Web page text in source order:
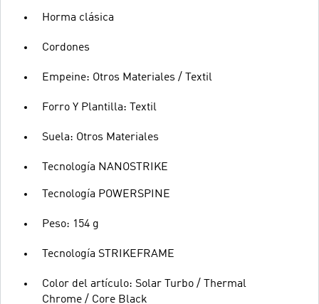
Horma clásica
Cordones
Empeine: Otros Materiales / Textil
Forro Y Plantilla: Textil
Suela: Otros Materiales
Tecnología NANOSTRIKE
Tecnología POWERSPINE
Peso: 154 g
Tecnología STRIKEFRAME
Color del artículo: Solar Turbo / Thermal
Chrome / Core Black